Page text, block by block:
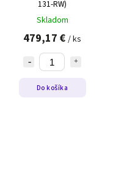
131-RW)
Skladom
479,17 € / ks
Do košíka